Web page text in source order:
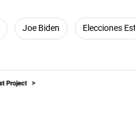
Joe Biden Elecciones